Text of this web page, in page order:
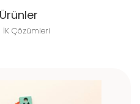
Çözümleri